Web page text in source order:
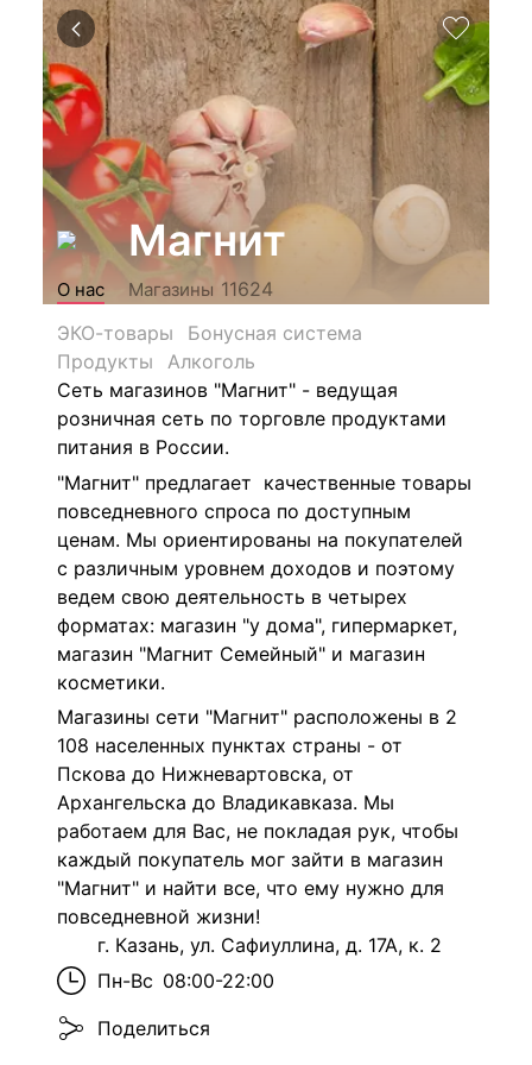
Магнит
О нас Магазины 11624
ЭКО-товары
Бонусная система
Продукты
Алкоголь
Сеть магазинов "Магнит" - ведущая
розничная сеть по торговле продуктами
питания в России.
"Магнит" предлагает качественные товары
повседневного спроса по доступным
ценам. Мы ориентированы на покупателей
с различным уровнем доходов и поэтому
ведем свою деятельность в четырех
форматах: магазин "у дома", гипермаркет,
магазин "Магнит Семейный" и магазин
косметики.
Магазины сети "Магнит" расположены в 2
108 населенных пунктах страны - от
Пскова до Нижневартовска, от
Архангельска до Владикавказа. Мы
работаем для Вас, не покладая рук, чтобы
каждый покупатель мог зайти в магазин
"Магнит" и найти все, что ему нужно для
повседневной жизни!
г. Казань, ул. Сафиуллина, д. 17А, к. 2
Пн-Вс 08:00-22:00
Поделиться